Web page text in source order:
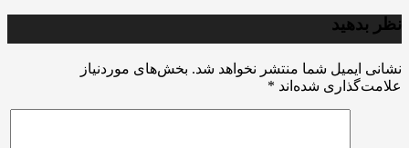
نظر بدهید
نشانی ایمیل شما منتشر نخواهد شد. بخش‌های موردنیاز
علامت‌گذاری شده‌اند *